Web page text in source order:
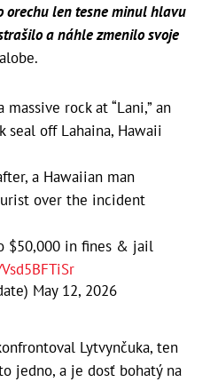
orechu len tesne minul hlavu
a náhle zmenilo svoje
rock at “Lani,” an
seal off Lahaina, Hawaii
a Hawaiian man
over the incident
$50,000 in fines & jail
May 12, 2026
Lytvynčuka, ten
jedno, a je dosť bohatý na